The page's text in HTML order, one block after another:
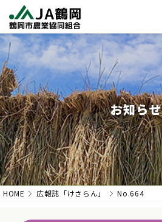
お知らせ
HOME 広報誌「けさらん」 No.664